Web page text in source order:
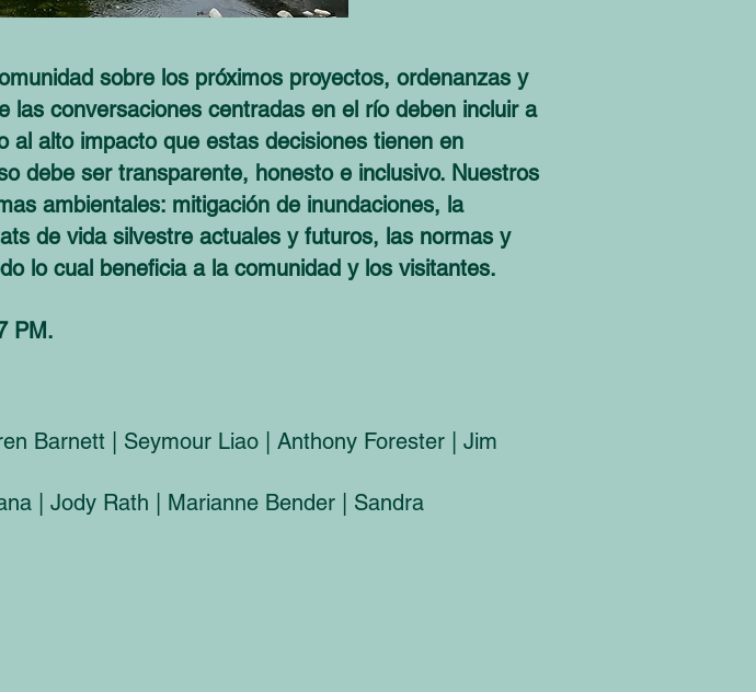
sobre los próximos proyectos, ordenanzas y
conversaciones centradas en el río deben incluir a
al alto impacto que estas decisiones tienen en
debe ser transparente, honesto e inclusivo. Nuestros
ambientales: mitigación de inundaciones, la
de vida silvestre actuales y futuros, las normas y
lo cual beneficia a la comunidad y los visitantes.
PM.
Barnett | Seymour Liao | Anthony Forester | Jim
| Jody Rath | Marianne Bender | Sandra